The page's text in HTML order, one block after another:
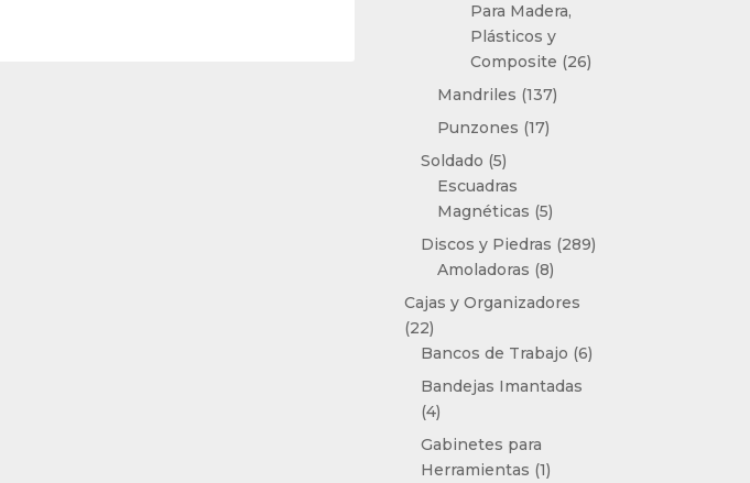
Para Madera,
Plásticos y
Composite
2626
Mandriles 137137
Punzones 1717
Soldado 55
productos
Escuadras
Magnéticas 55
productos
Discos y Piedras 289289
Amoladoras 88
Cajas y Organizadores
2222
productos
Bancos de Trabajo 66
Bandejas Imantadas
44
productos
Gabinetes para
Herramientas 11